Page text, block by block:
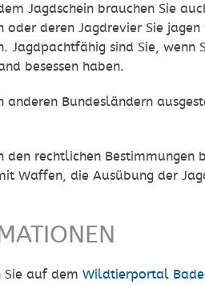
Jagdschein brauchen Sie
oder deren Jagdrevier Sie
Jagdpachtfähig sind Sie, wenn
besessen haben.
anderen Bundesländern
den rechtlichen
Waffen, die Ausübung der
Sie auf demWildtierportal